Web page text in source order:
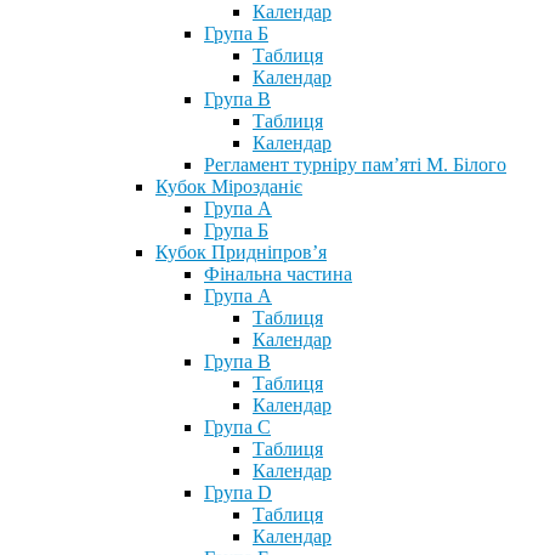
Календар
Група Б
Таблиця
Календар
Група В
Таблиця
Календар
Регламент турніру пам’яті М. Білого
Кубок Мірозданіє
Група А
Група Б
Кубок Придніпров’я
Фінальна частина
Група А
Таблиця
Календар
Група В
Таблиця
Календар
Група С
Таблиця
Календар
Група D
Таблиця
Календар